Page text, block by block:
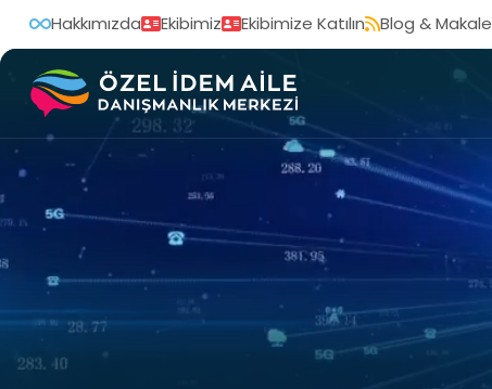
Hakkımızda Ekibimiz Ekibimize Katılın Blog & Makale